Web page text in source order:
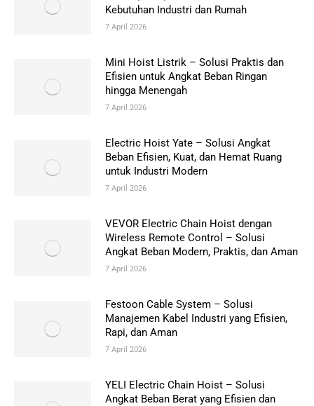
Kebutuhan Industri dan Rumah
7 April 2026
Mini Hoist Listrik – Solusi Praktis dan
Efisien untuk Angkat Beban Ringan
hingga Menengah
7 April 2026
Electric Hoist Yate – Solusi Angkat
Beban Efisien, Kuat, dan Hemat Ruang
untuk Industri Modern
7 April 2026
VEVOR Electric Chain Hoist dengan
Wireless Remote Control – Solusi
Angkat Beban Modern, Praktis, dan Aman
7 April 2026
Festoon Cable System – Solusi
Manajemen Kabel Industri yang Efisien,
Rapi, dan Aman
7 April 2026
YELI Electric Chain Hoist – Solusi
Angkat Beban Berat yang Efisien dan